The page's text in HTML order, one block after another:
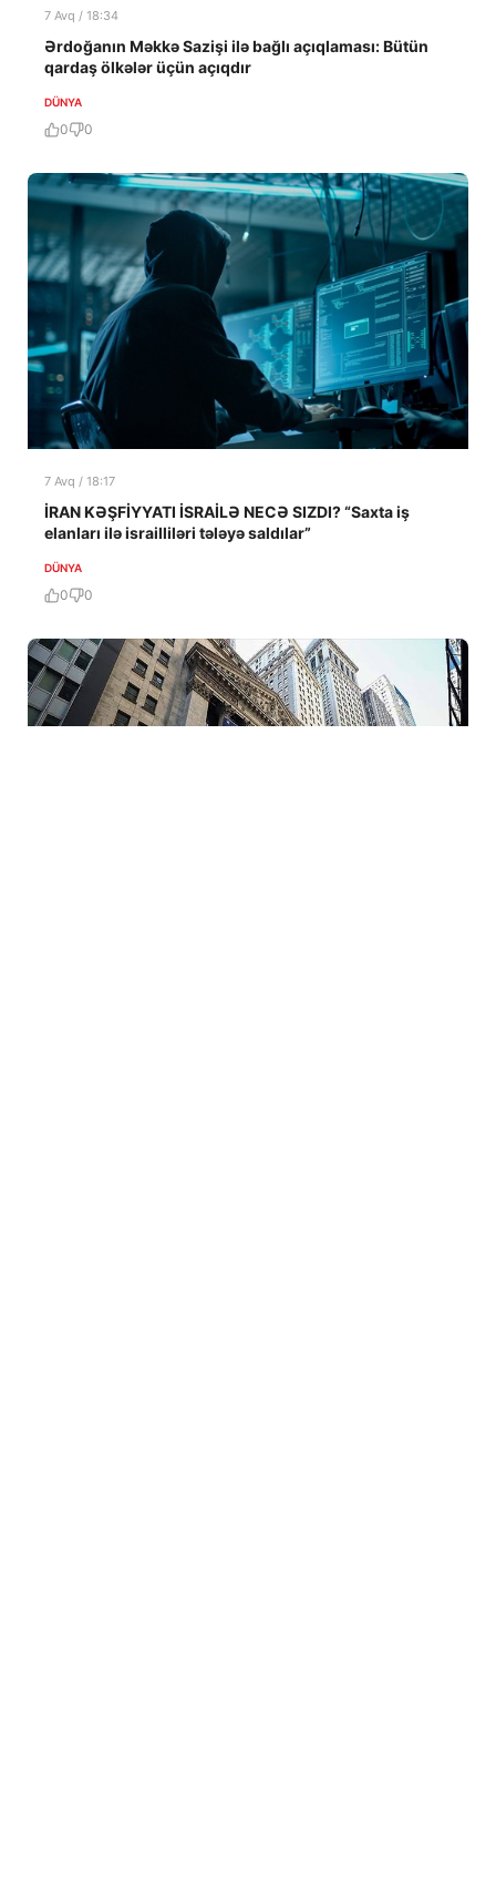
7 Avq / 18:34
Ərdoğanın Məkkə Sazişi ilə bağlı açıqlaması: Bütün
qardaş ölkələr üçün açıqdır
DÜNYA
0 0
7 Avq / 18:17
İRAN KƏŞFİYYATI İSRAİLƏ NECƏ SIZDI? “Saxta iş
elanları ilə israilliləri tələyə saldılar”
DÜNYA
0 0